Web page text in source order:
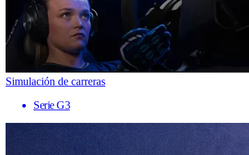
Simulación de carreras
Serie G3